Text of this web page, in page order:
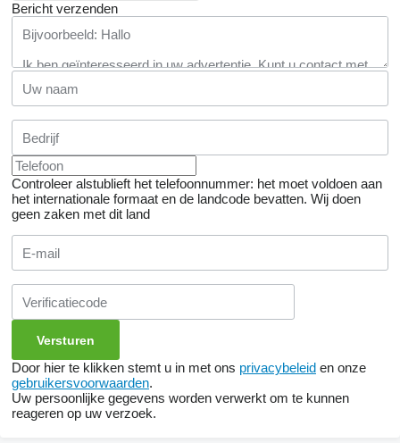
Bericht verzenden
Controleer alstublieft het telefoonnummer: het moet voldoen aan
het internationale formaat en de landcode bevatten. Wij doen
geen zaken met dit land
Door hier te klikken stemt u in met ons privacybeleid en onze
gebruikersvoorwaarden.
Uw persoonlijke gegevens worden verwerkt om te kunnen
reageren op uw verzoek.